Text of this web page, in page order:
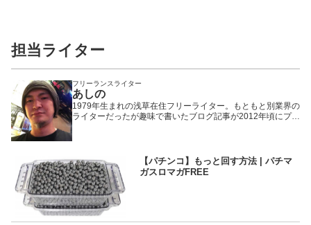
担当ライター
フリーランスライター
あしの
1979年生まれの浅草在住フリーライター。もともと別業界の
ライターだったが趣味で書いたブログ記事が2012年頃にプチ
トーにしているため記事の内容もそっち方面が多め。
【パチンコ】もっと回す方法 | パチマ
ガスロマガFREE